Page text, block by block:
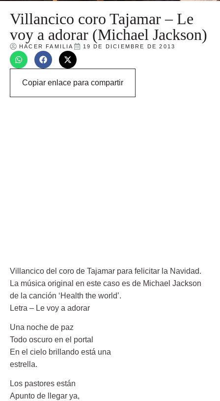
Villancico coro Tajamar – Le
voy a adorar (Michael Jackson)
HACER FAMILIA 19 DE DICIEMBRE DE 2013
Copiar enlace para compartir
Villancico del coro de Tajamar para felicitar la Navidad.
La música original en este caso es de Michael Jackson
de la canción ‘Health the world’.
Letra – Le voy a adorar
Una noche de paz
Todo oscuro en el portal
En el cielo brillando está una
estrella.
Los pastores están
Apunto de llegar ya,